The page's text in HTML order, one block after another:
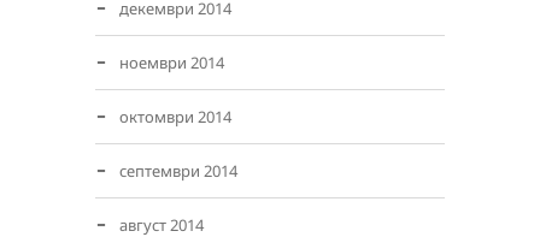
декември 2014
ноември 2014
октомври 2014
септември 2014
август 2014